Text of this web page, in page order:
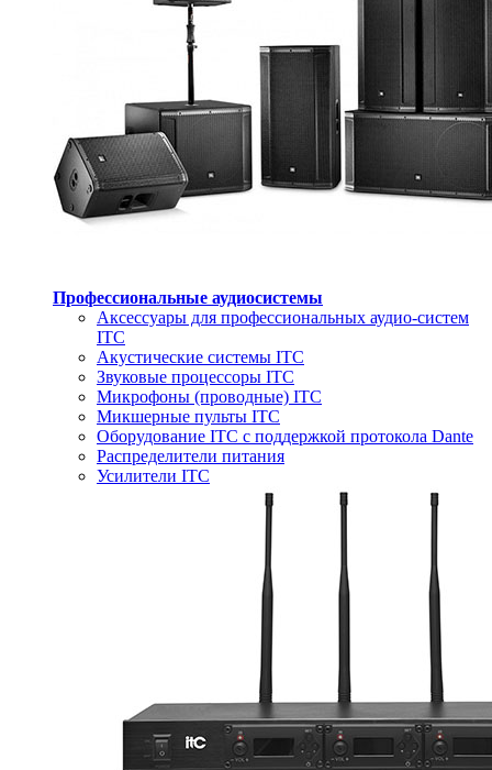
Профессиональные аудиосистемы
Аксессуары для профессиональных аудио-систем
ITC
Акустические системы ITC
Звуковые процессоры ITC
Микрофоны (проводные) ITC
Микшерные пульты ITC
Оборудование ITC с поддержкой протокола Dante
Распределители питания
Усилители ITC